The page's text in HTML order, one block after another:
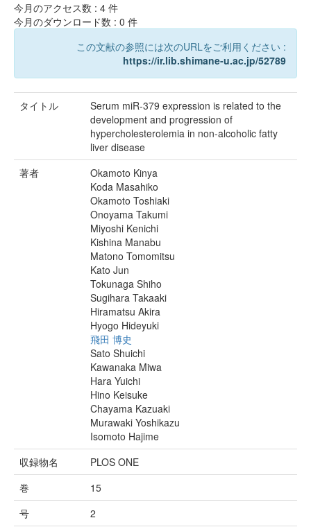
今月のアクセス数 : 4 件
今月のダウンロード数 : 0 件
この文献の参照には次のURLをご利用ください :
https://ir.lib.shimane-u.ac.jp/52789
タイトル
Serum miR-379 expression is related to the
development and progression of
hypercholesterolemia in non-alcoholic fatty
liver disease
著者
Okamoto Kinya
Koda Masahiko
Okamoto Toshiaki
Onoyama Takumi
Miyoshi Kenichi
Kishina Manabu
Matono Tomomitsu
Kato Jun
Tokunaga Shiho
Sugihara Takaaki
Hiramatsu Akira
Hyogo Hideyuki
飛田 博史
Sato Shuichi
Kawanaka Miwa
Hara Yuichi
Hino Keisuke
Chayama Kazuaki
Murawaki Yoshikazu
Isomoto Hajime
収録物名
PLOS ONE
巻
15
号
2